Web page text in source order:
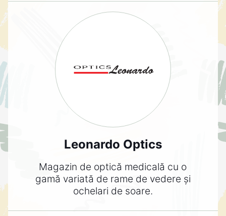
Leonardo Optics
Magazin de optică medicală cu o
gamă variată de rame de vedere și
ochelari de soare.